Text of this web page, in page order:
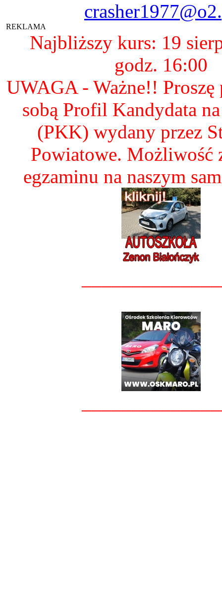
REKLAMA
Najbliższy kurs: 19
godz. 16:00
UWAGA - Ważne!! Proszę
sobą Profil Kandydata
(PKK) wydany przez
Powiatowe. Możliwość
egzaminu na naszym